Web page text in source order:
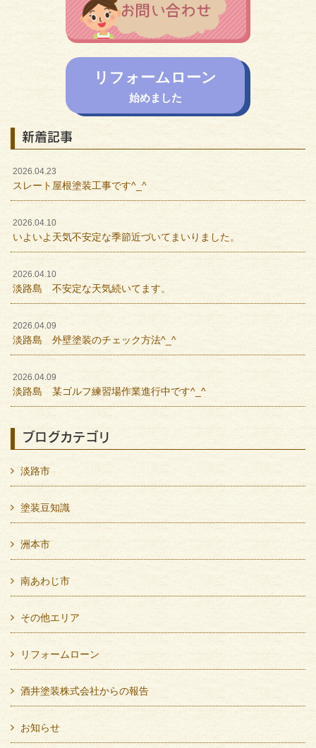
リフォームローン
始めました
新着記事
2026.04.23
スレート屋根塗装工事です^_^
2026.04.10
いよいよ天気不安定な季節近づいてまいりました。
2026.04.10
淡路島 不安定な天気続いてます。
2026.04.09
淡路島 外壁塗装のチェック方法^_^
2026.04.09
淡路島 某ゴルフ練習場作業進行中です^_^
ブログカテゴリ
淡路市
塗装豆知識
洲本市
南あわじ市
その他エリア
リフォームローン
酒井塗装株式会社からの報告
お知らせ